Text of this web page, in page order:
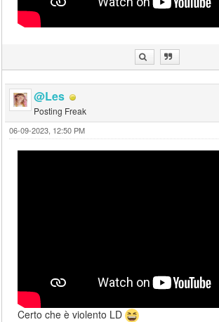
@Les
Posting Freak
06-09-2023, 12:50 PM
Certo che è violento LD